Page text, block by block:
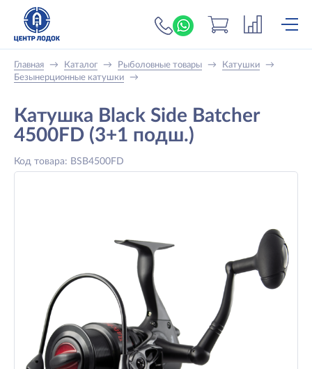
+7 (919) 698-56-
Главная → Каталог → Рыболовные товары → Катушки
→
Безынерционные катушки
→
Катушка Black Side Batcher
4500FD (3+1 подш.)
Код товара: BSB4500FD